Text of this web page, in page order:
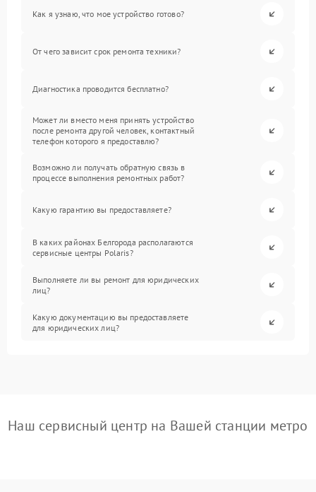
Как я узнаю, что мое устройство готово?
От чего зависит срок ремонта техники?
Диагностика проводится бесплатно?
Может ли вместо меня принять устройство
после ремонта другой человек, контактный
телефон которого я предоставлю?
Возможно ли получать обратную связь в
процессе выполнения ремонтных работ?
Какую гарантию вы предоставляете?
В каких районах Белгорода располагаются
сервисные центры Polaris?
Выполняете ли вы ремонт для юридических
лиц?
Какую документацию вы предоставляете
для юридических лиц?
Наш сервисный центр на Вашей станции метро